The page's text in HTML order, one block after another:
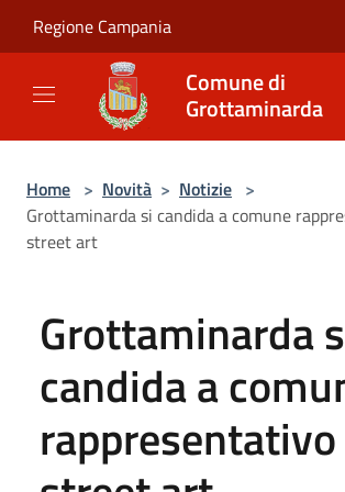
Regione Campania
Comune di
Grottaminarda
Home > Novità > Notizie >
Grottaminarda si candida a comune
street art
Grottaminarda
candida a